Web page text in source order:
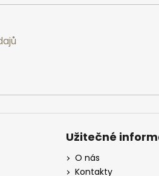
Užitečné
O nás
Kontakty